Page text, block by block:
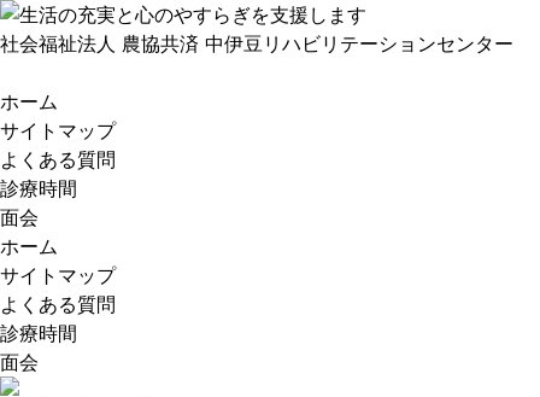
社会福祉法人 農協共済 中伊豆リハビリテーションセンター
ホーム
サイトマップ
よくある質問
診療時間
面会
ホーム
サイトマップ
よくある質問
診療時間
面会